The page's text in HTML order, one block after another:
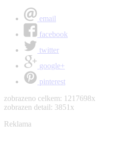
email
facebook
twitter
google+
pinterest
zobrazeno celkem: 1217698x
zobrazen detail: 3851x
Reklama